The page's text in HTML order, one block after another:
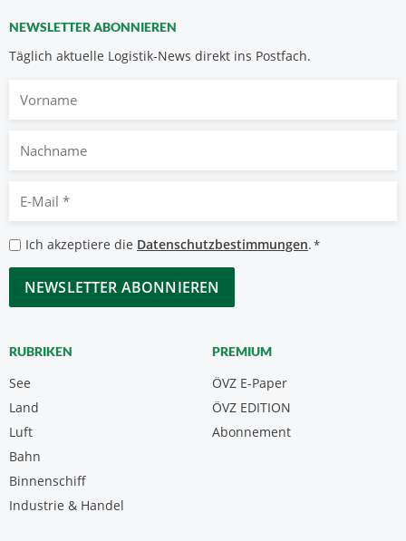
NEWSLETTER ABONNIEREN
Täglich aktuelle Logistik-News direkt ins Postfach.
Vorname
Nachname
Mail
*
Datenschutzbestimmungen
*
Ich akzeptiere die Datenschutzbestimmungen.*
CAPTCHA
RUBRIKEN
See
Land
Luft
Bahn
Binnenschiff
Industrie & Handel
PREMIUM
ÖVZ E-Paper
Abonnement
ÖVZ EDITION